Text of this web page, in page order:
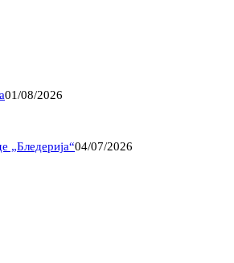
01/08/2026
„Бледерија“04/07/2026